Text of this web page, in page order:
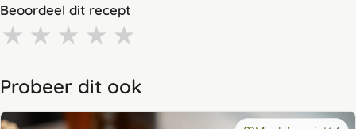
Beoordeel dit recept
★ ★ ★ ★ ★
Probeer dit ook